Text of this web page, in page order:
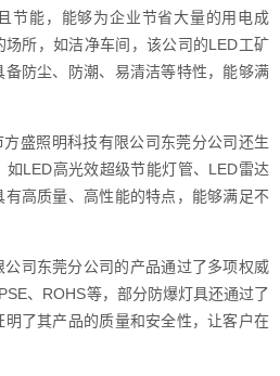
节能，能够为企业节省大量的用电成
所，如洁净车间，该公司的LED工矿
防尘、防潮、易清洁等特性，能够满
盛照明科技有限公司东莞分公司还生
LED高光效超级节能灯管、LED雷达
高质量、高性能的特点，能够满足不
司东莞分公司的产品通过了多项权威
、ROHS等，部分防爆灯具还通过了
了其产品的质量和安全性，让客户在